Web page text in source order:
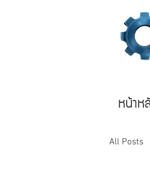
หน้าห
All Posts